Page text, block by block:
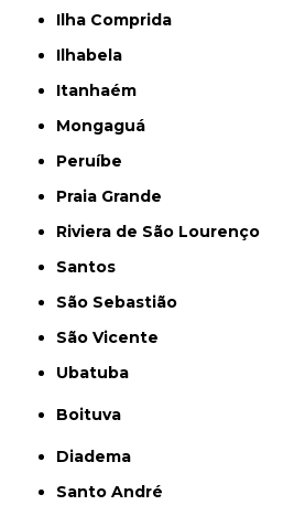
Ilha Comprida
Ilhabela
Itanhaém
Mongaguá
Peruíbe
Praia Grande
Riviera de São Lourenço
Santos
São Sebastião
São Vicente
Ubatuba
Boituva
Diadema
Santo André